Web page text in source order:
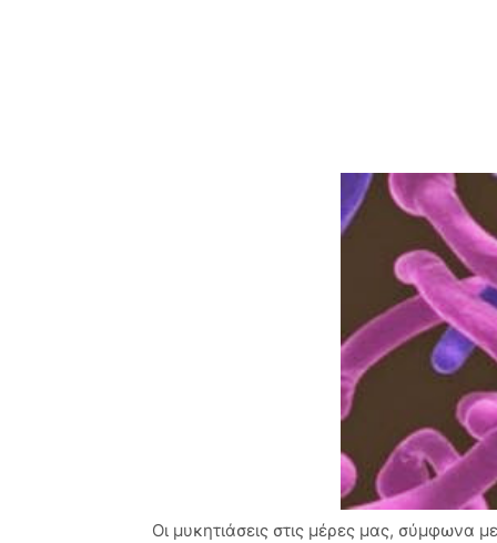
Οι μυκητιάσεις στις μέρες μας, σύμφωνα